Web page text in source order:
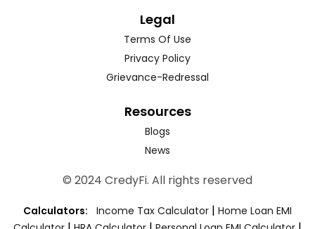
Legal
Terms Of Use
Privacy Policy
Grievance-Redressal
Resources
Blogs
News
© 2024 CredyFi. All rights reserved
Calculators: Income Tax Calculator | Home Loan EMI